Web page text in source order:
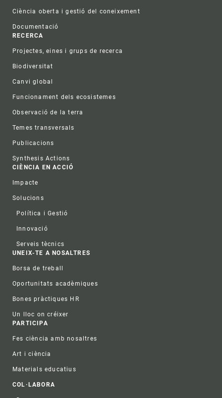
Ciència oberta i gestió del coneixement
Documentació
RECERCA
Projectes, eines i grups de recerca
Biodiversitat
Canvi global
Funcionament dels ecosistemes
Observació de la terra
Temes transversals
Publicacions
Synthesis Actions
CIÈNCIA EN ACCIÓ
Impacte
Solucions
Política i Gestió
Innovació
Serveis tècnics
UNEIX-TE A NOSALTRES
Borsa de treball
Oportunitats acadèmiques
Bones pràctiques HR
Un lloc on créixer
PARTICIPA
Fes ciència amb nosaltres
Art i ciència
Materials educatius
COL·LABORA